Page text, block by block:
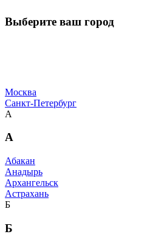
Выберите ваш город
Москва
Санкт-Петербург
А
А
Абакан
Анадырь
Архангельск
Астрахань
Б
Б